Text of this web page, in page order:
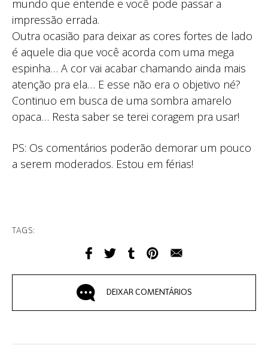
mundo que entende e você pode passar a
impressão errada.
Outra ocasião para deixar as cores fortes de lado
é aquele dia que você acorda com uma mega
espinha… A cor vai acabar chamando ainda mais
atenção pra ela… E esse não era o objetivo né?
Continuo em busca de uma sombra amarelo
opaca… Resta saber se terei coragem pra usar!
PS: Os comentários poderão demorar um pouco
a serem moderados. Estou em férias!
TAGS:
DEIXAR COMENTÁRIOS